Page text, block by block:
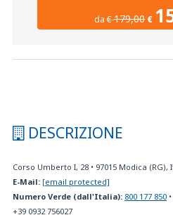
da€179,00 €
DESCRIZIONE
Corso Umberto I, 28 • 97015 Modica (RG),
E-Mail: [email protected]
Numero Verde (dall'Italia): 800 177 850 •
+39 0932 756027